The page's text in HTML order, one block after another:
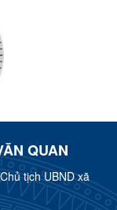
QUAN
tịch UBND xã